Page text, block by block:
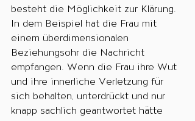
besteht die Möglichkeit zur Klärung.
In dem Beispiel hat die Frau mit
einem überdimensionalen
Beziehungsohr die Nachricht
empfangen. Wenn die Frau ihre Wut
und ihre innerliche Verletzung für
sich behalten, unterdrückt und nur
knapp sachlich geantwortet hätte